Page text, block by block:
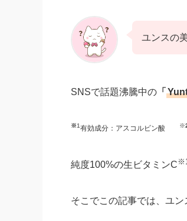
ユンスの
SNSで話題沸騰中の 「
※1有効成分：アスコルビン酸 ※
純度100%の生ビタミンC
そこでこの記事では、ユ